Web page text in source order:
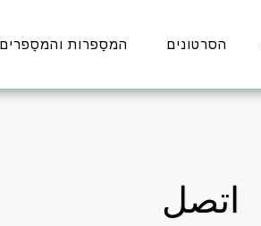
הסרטונים המסַפרות והמסַפרים
اتصل